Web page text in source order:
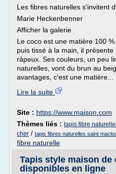
Les fibres naturelles s'invitent
Marie Heckenbenner
Afficher la galerie
Le coco est une matière 100
puis tissé à la main, il
râpeux. Ses couleurs, un peu
naturelles, vont du brun au
avantages, c'est une matière...
Lire la suite
Site : https://www.maison.com
Thèmes liés : tapis fibre
cher / tapis fibres naturelles saint
fibre naturelle
Tapis style maison de
disponibles en ligne